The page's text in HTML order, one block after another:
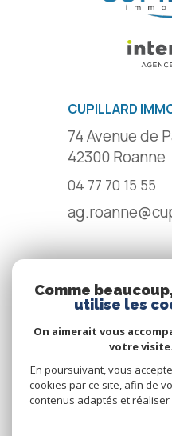
CUPILLARD
74 Avenue de
42300 Roanne
04 77 70 15 55
NOUS
Comme
utilise les
On aimerait vous
votre visite.
En poursuivant, vous
cookies par ce site, afin de
contenus adaptés et